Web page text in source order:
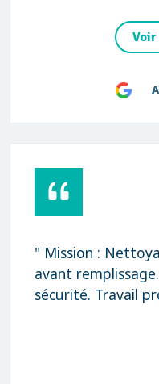
" Mission :
avant
sécurité. Travail